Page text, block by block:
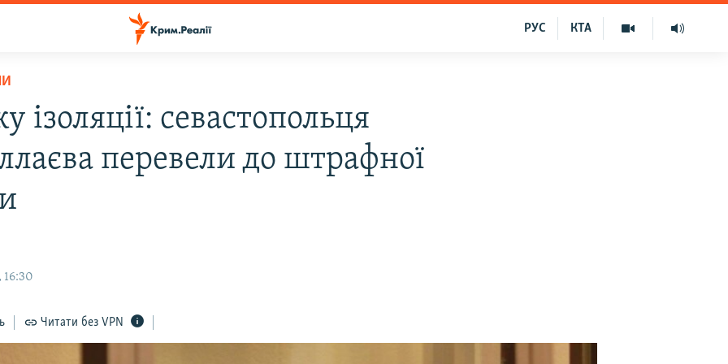
КТА
РУС
ізоляції: севастопольця
перевели до штрафної
16:30
Читати без VPN